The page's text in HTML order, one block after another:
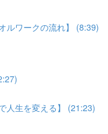
ルワークの流れ】 (8:39)
人生を変える】 (21:23)